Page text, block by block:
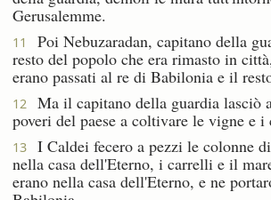
Gerusalemme.
11
Poi Nebuzaradan, capitano della
resto del popolo che era rimasto in
erano passati al re di Babilonia e il
12
Ma il capitano della guardia lasciò
poveri del paese a coltivare le vigne e i
13
I Caldei fecero a pezzi le colonne
nella casa dell'Eterno, i carrelli e il
erano nella casa dell'Eterno, e ne